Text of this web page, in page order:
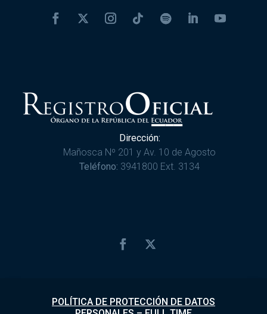
Dirección:
Mañosca Nº 201 y Av. 10 de Agosto
Teléfono: 3941800 Ext. 3134
POLÍTICA DE PROTECCIÓN DE DATOS